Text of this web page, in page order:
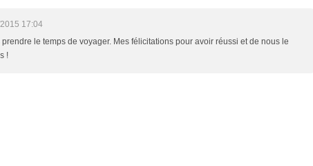
17:04
le temps de voyager. Mes félicitations pour avoir réussi et de nous le
!